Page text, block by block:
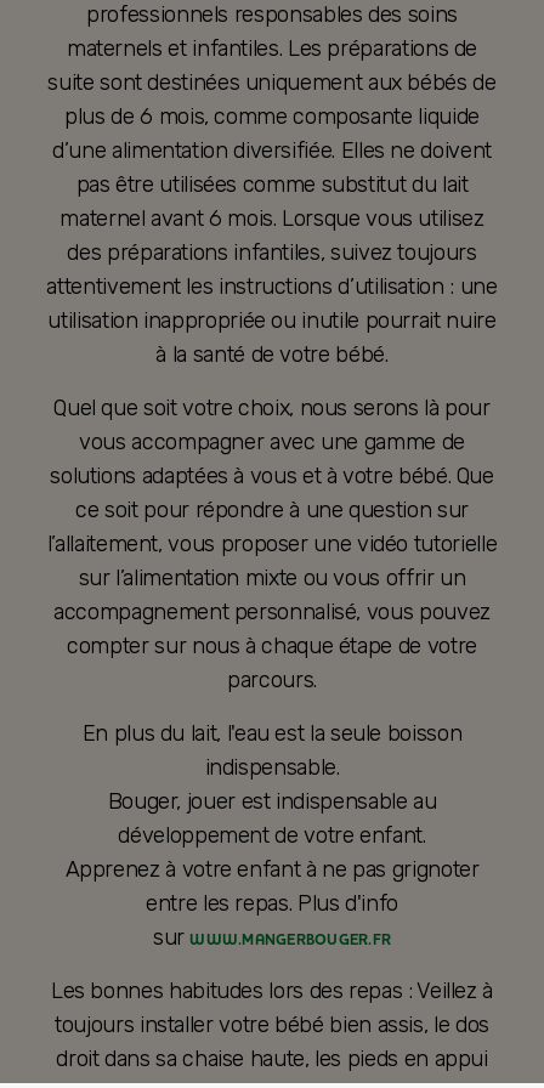
professionnels responsables des soins
maternels et infantiles. Les préparations de
suite sont destinées uniquement aux bébés de
plus de 6 mois, comme composante liquide
d’une alimentation diversifiée. Elles ne doivent
pas être utilisées comme substitut du lait
maternel avant 6 mois. Lorsque vous utilisez
des préparations infantiles, suivez toujours
attentivement les instructions d’utilisation : une
utilisation inappropriée ou inutile pourrait nuire
à la santé de votre bébé.
Quel que soit votre choix, nous serons là pour
vous accompagner avec une gamme de
solutions adaptées à vous et à votre bébé. Que
ce soit pour répondre à une question sur
l’allaitement, vous proposer une vidéo tutorielle
sur l’alimentation mixte ou vous offrir un
accompagnement personnalisé, vous pouvez
compter sur nous à chaque étape de votre
parcours.
En plus du lait, l'eau est la seule boisson
indispensable.
Bouger, jouer est indispensable au
développement de votre enfant.
Apprenez à votre enfant à ne pas grignoter
entre les repas. Plus d'info
surWWW.MANGERBOUGER.FR
Les bonnes habitudes lors des repas : Veillez à
toujours installer votre bébé bien assis, le dos
droit dans sa chaise haute, les pieds en appui